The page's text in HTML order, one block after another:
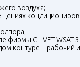
воздуха;
фирмы CLIVETWSAT
контуре – рабочий и